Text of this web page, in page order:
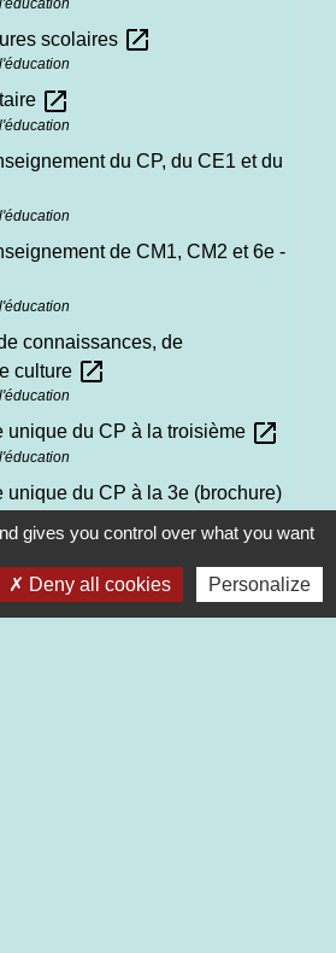
scolaires open_in_new
open_in_new
du CP, du CE1 et du
de CM1, CM2 et 6e -
connaissances, de
culture open_in_new
unique du CP à la troisième open_in_new
unique du CP à la 3e (brochure)
Signaler une erreur sur cette page
gives you control over what you want
Deny all cookies Personalize